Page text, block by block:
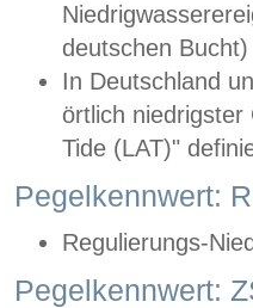
deutschen
In Deutschland
örtlich
Tide (LAT)"
Pegelkennwert:
Regulierungs-
Pegelkennwert: